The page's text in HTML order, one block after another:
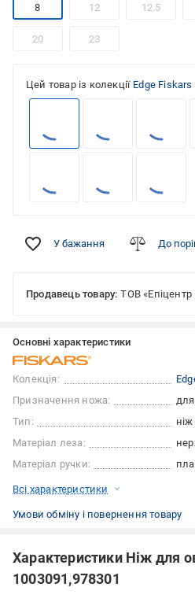
8 12 12.5
20 23
Цей товар із колекції Edge Fiskars
У бажання До
Продавець товару: ТОВ «Епіцентр
Основні характеристики
Колекція:
Призначення ножа:
Тип:
ніж
Матеріал леза:
Матеріал ручки:
Всі характеристики
Умови обміну і повернення товару
Характеристики Ніж для
1003091,978301